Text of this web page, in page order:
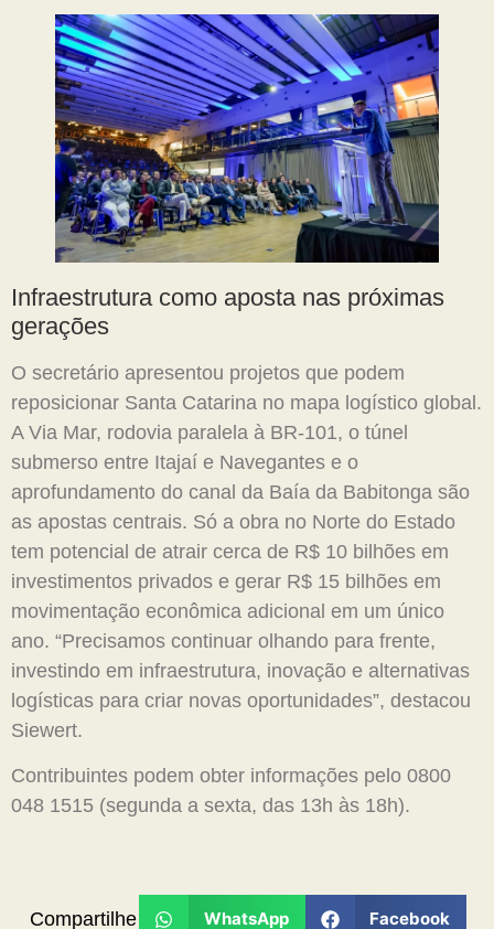
Infraestrutura como aposta nas próximas
gerações
O secretário apresentou projetos que podem
reposicionar Santa Catarina no mapa logístico global.
A Via Mar, rodovia paralela à BR-101, o túnel
submerso entre Itajaí e Navegantes e o
aprofundamento do canal da Baía da Babitonga são
as apostas centrais. Só a obra no Norte do Estado
tem potencial de atrair cerca de R$ 10 bilhões em
investimentos privados e gerar R$ 15 bilhões em
movimentação econômica adicional em um único
ano. “Precisamos continuar olhando para frente,
investindo em infraestrutura, inovação e alternativas
logísticas para criar novas oportunidades”, destacou
Siewert.
Contribuintes podem obter informações pelo 0800
048 1515 (segunda a sexta, das 13h às 18h).
Compartilhe WhatsApp Facebook